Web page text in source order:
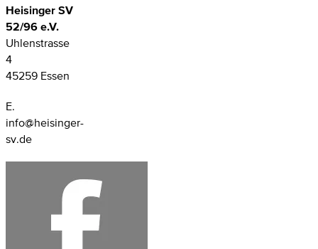
Heisinger SV
52/96 e.V.
Uhlenstrasse
4
45259 Essen
E.
info@heisinger-
sv.de